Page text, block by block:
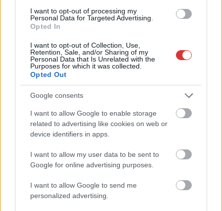
I want to opt-out of processing my
Personal Data for Targeted Advertising.
Opted In
I want to opt-out of Collection, Use,
Retention, Sale, and/or Sharing of my
Personal Data that Is Unrelated with the
Purposes for which it was collected.
Opted Out
Google consents
I want to allow Google to enable storage
related to advertising like cookies on web or
device identifiers in apps.
I want to allow my user data to be sent to
Google for online advertising purposes.
I want to allow Google to send me
personalized advertising.
Magyarország